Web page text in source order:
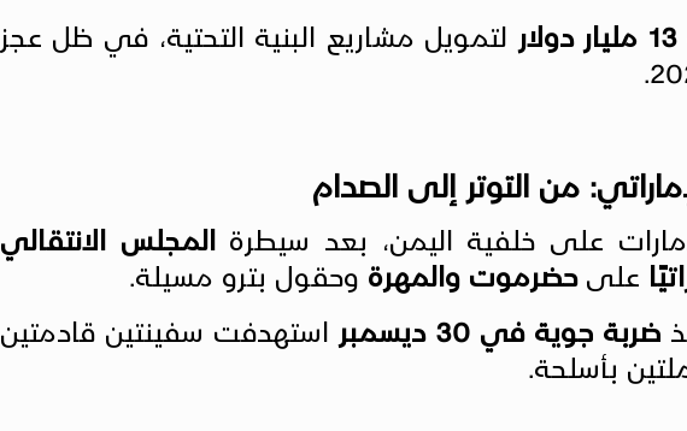
13 مليار دولار
لتمويل مشاريع البنية التحتية، في ظل عجز
من التوتر إلى الصدام
على خلفية اليمن، بعد سيطرةالمجلس الانتقالي
علىحضرموت والمهرة وحقول بترو مسيلة.
ضربة جوية في 30 ديسمبر
استهدفت سفينتين قادمتين
بأسلحة.